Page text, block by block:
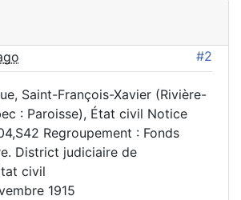
#2
Saint-François-Xavier (Rivière-
: Paroisse), État civil Notice
Regroupement : Fonds
District judiciaire de
civil
1915